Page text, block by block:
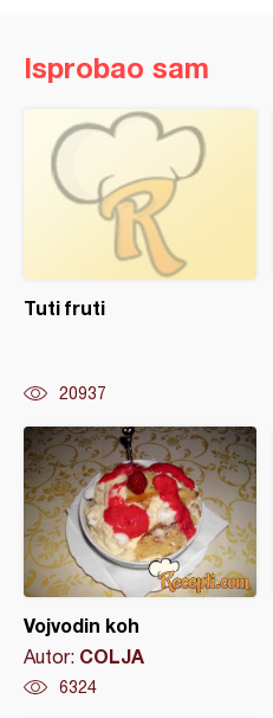
Isprobao sam
Tuti fruti
20937
Vojvodin koh
Autor: COLJA
6324